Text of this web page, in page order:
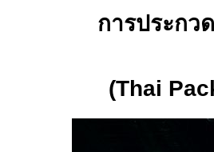
การประกว
(Thai